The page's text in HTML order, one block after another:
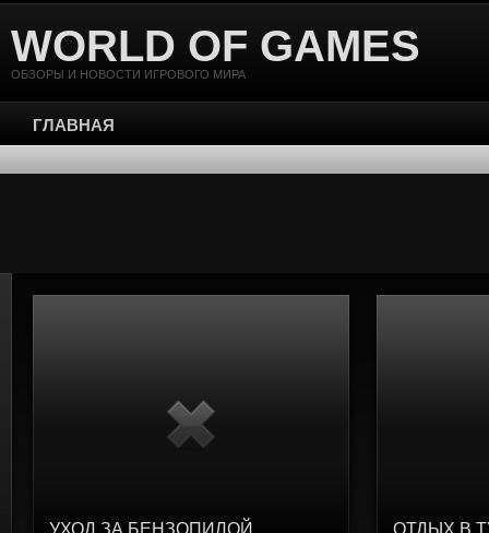
WORLD OF GAMES
ОБЗОРЫ И НОВОСТИ ИГРОВОГО МИРА
ГЛАВНАЯ
УХОД ЗА БЕНЗОПИЛОЙ ОТДЫХ В